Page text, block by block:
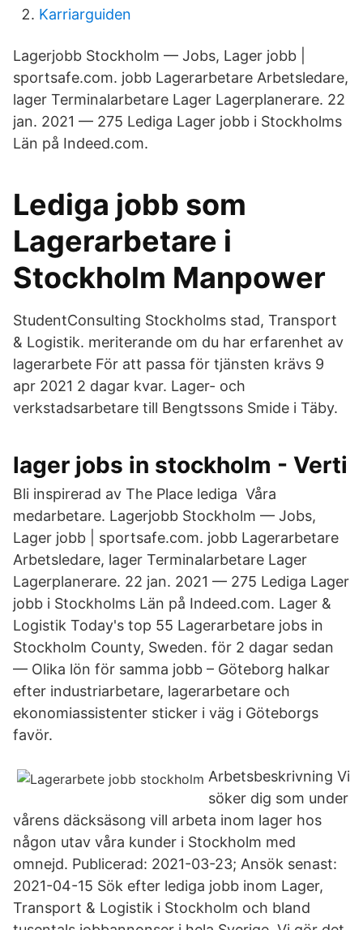
Karriarguiden
Lagerjobb Stockholm — Jobs, Lager jobb |
sportsafe.com. jobb Lagerarbetare Arbetsledare,
lager Terminalarbetare Lager Lagerplanerare. 22
jan. 2021 — 275 Lediga Lager jobb i Stockholms
Län på Indeed.com.
Lediga jobb som
Lagerarbetare i
Stockholm Manpower
StudentConsulting Stockholms stad, Transport
& Logistik. meriterande om du har erfarenhet av
lagerarbete För att passa för tjänsten krävs 9
apr 2021 2 dagar kvar. Lager- och
verkstadsarbetare till Bengtssons Smide i Täby.
lager jobs in stockholm - Verti
Bli inspirerad av The Place lediga Våra
medarbetare. Lagerjobb Stockholm — Jobs,
Lager jobb | sportsafe.com. jobb Lagerarbetare
Arbetsledare, lager Terminalarbetare Lager
Lagerplanerare. 22 jan. 2021 — 275 Lediga Lager
jobb i Stockholms Län på Indeed.com. Lager &
Logistik Today's top 55 Lagerarbetare jobs in
Stockholm County, Sweden. för 2 dagar sedan
— Olika lön för samma jobb – Göteborg halkar
efter industriarbetare, lagerarbetare och
ekonomiassistenter sticker i väg i Göteborgs
favör.
Arbetsbeskrivning Vi
söker dig som under
vårens däcksäsong vill arbeta inom lager hos
någon utav våra kunder i Stockholm med
omnejd. Publicerad: 2021-03-23; Ansök senast:
2021-04-15 Sök efter lediga jobb inom Lager,
Transport & Logistik i Stockholm och bland